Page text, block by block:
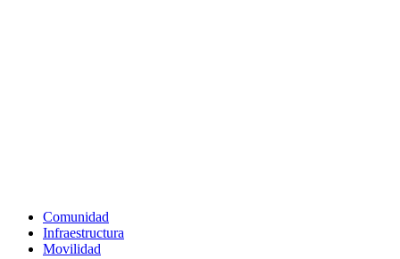
Comunidad
Infraestructura
Movilidad